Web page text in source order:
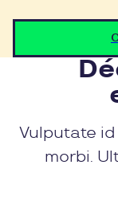
Vulputate
morbi.